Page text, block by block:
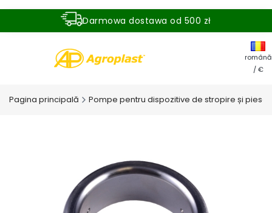
Darmowa dostawa od 500 zł
română
/ €
Pagina principală Pompe pentru dispozitive de stropire și